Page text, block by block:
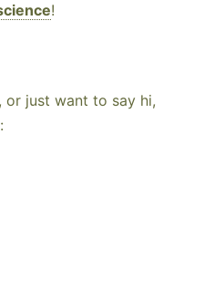
!
or just want to say hi,